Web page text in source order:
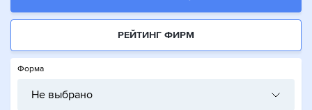
РЕЙТИНГ ФИРМ
Форма
Не выбрано